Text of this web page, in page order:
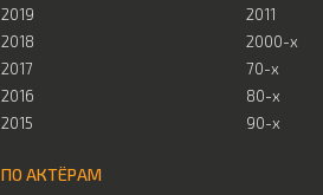
2019
2018
2017
2016
2015
2011
2000-х
70-х
80-х
90-х
ПО АКТЁРАМ